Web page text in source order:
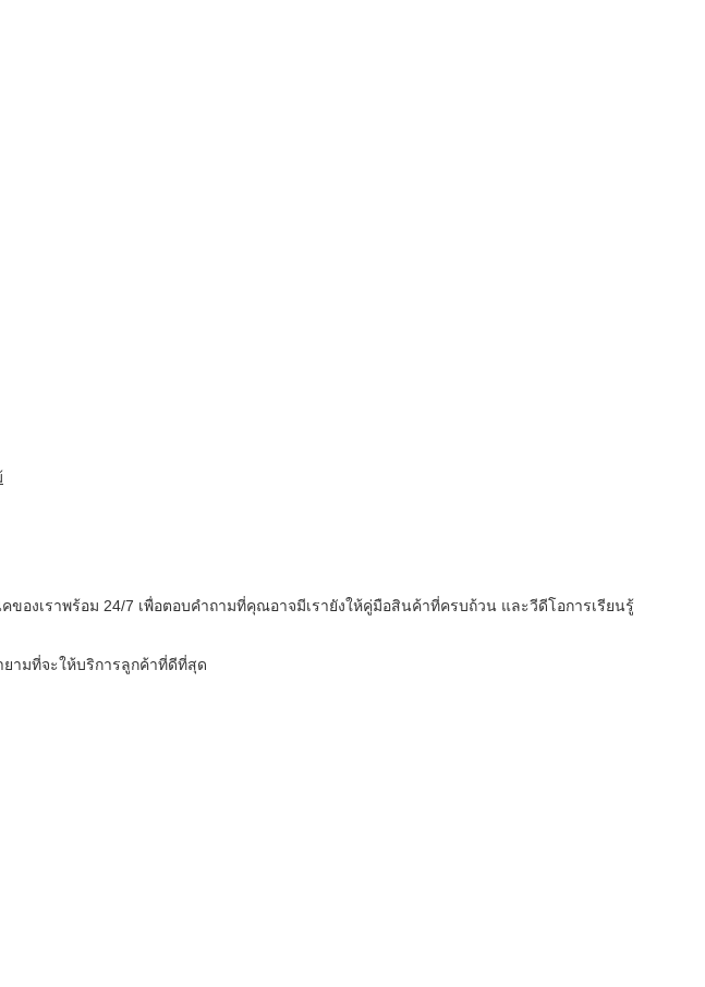
งเราพร้อม 24/7 เพื่อตอบคําถามที่คุณอาจมีเรายังให้คู่มือสินค้าที่ครบถ้วน และวีดีโอการเรียนรู้
ามที่จะให้บริการลูกค้าที่ดีที่สุด